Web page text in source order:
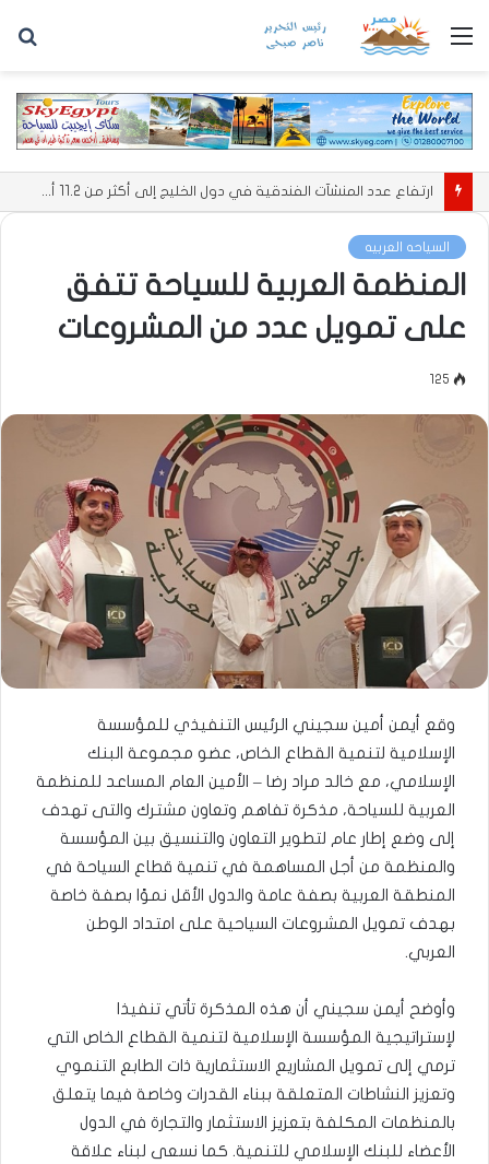
القائمة
السياحه العربيه
المنظمة العربية للسياحة تتفق
على تمويل عدد من المشروعات
125
وقع أيمن أمين سجيني الرئيس التنفيذي للمؤسسة
الإسلامية لتنمية القطاع الخاص، عضو مجموعة البنك
الإسلامي، مع خالد مراد رضا – الأمين العام المساعد للمنظمة
العربية للسياحة، مذكرة تفاهم وتعاون مشترك والتى تهدف
إلى وضع إطار عام لتطوير التعاون والتنسيق بين المؤسسة
والمنظمة من أجل المساهمة في تنمية قطاع السياحة في
المنطقة العربية بصفة عامة والدول الأقل نموًا بصفة خاصة
بهدف تمويل المشروعات السياحية على امتداد الوطن
العربي.
وأوضح أيمن سجيني أن هذه المذكرة تأتي تنفيذا
لإستراتيجية المؤسسة الإسلامية لتنمية القطاع الخاص التي
ترمي إلى تمويل المشاريع الاستثمارية ذات الطابع التنموي
وتعزيز النشاطات المتعلقة ببناء القدرات وخاصة فيما يتعلق
بالمنظمات المكلفة بتعزيز الاستثمار والتجارة في الدول
الأعضاء للبنك الإسلامي للتنمية. كما نسعى لبناء علاقة